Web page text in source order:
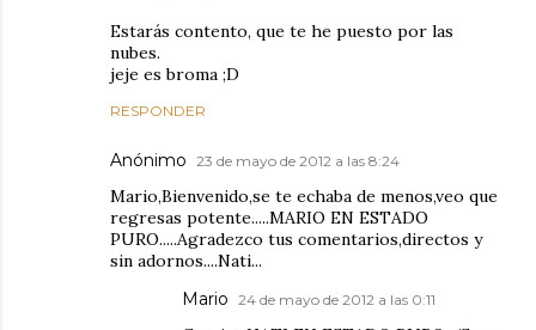
Estarás contento, que te he puesto por las
nubes.
jeje es broma ;D
RESPONDER
Anónimo 23 de mayo de 2012 a las 8:24
Mario,Bienvenido,se te echaba de menos,veo que
regresas potente.....MARIO EN ESTADO
PURO.....Agradezco tus comentarios,directos y
sin adornos....Nati...
Mario 24 de mayo de 2012 a las 0:11